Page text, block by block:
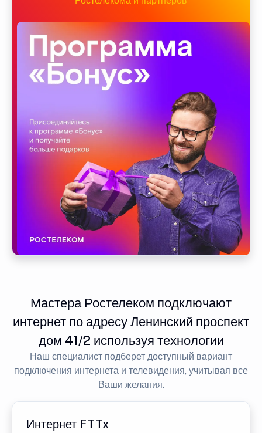
Мастера Ростелеком подключают
интернет по адресу Ленинский проспект
дом 41/2 используя технологии
Наш специалист подберет доступный вариант
подключения интернета и телевидения, учитывая все
Ваши желания.
Интернет FTTx